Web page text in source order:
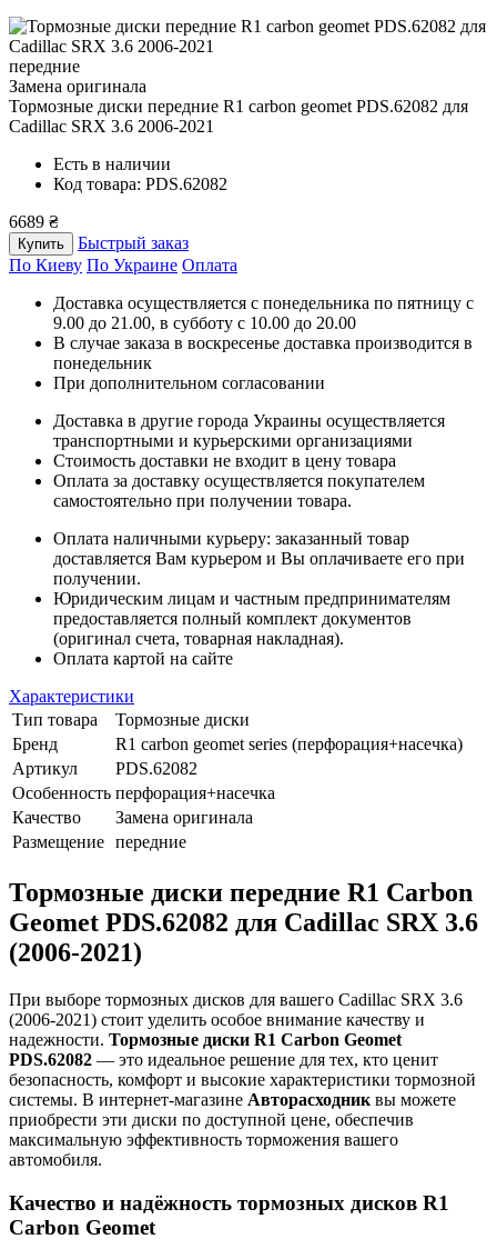
передние
Замена оригинала
Тормозные диски передние R1 carbon geomet PDS.62082 для
Cadillac SRX 3.6 2006-2021
Есть в наличии
Код товара: PDS.62082
6689 ₴
Купить
Быстрый заказ
По Киеву По Украине Оплата
Доставка осуществляется с понедельника по пятницу с
9.00 до 21.00, в субботу с 10.00 до 20.00
В случае заказа в воскресенье доставка производится в
понедельник
При дополнительном согласовании
Доставка в другие города Украины осуществляется
транспортными и курьерскими организациями
Стоимость доставки не входит в цену товара
Оплата за доставку осуществляется покупателем
самостоятельно при получении товара.
Оплата наличными курьеру: заказанный товар
доставляется Вам курьером и Вы оплачиваете его при
получении.
Юридическим лицам и частным предпринимателям
предоставляется полный комплект документов
(оригинал счета, товарная накладная).
Оплата картой на сайте
Характеристики
Тип товара
Тормозные диски
Бренд
R1 carbon geomet series (перфорация+насечка)
Артикул
PDS.62082
Особенность перфорация+насечка
Качество
Замена оригинала
Размещение передние
Тормозные диски передние R1 Carbon
Geomet PDS.62082 для Cadillac SRX 3.6
(2006-2021)
При выборе тормозных дисков для вашего Cadillac SRX 3.6
(2006-2021) стоит уделить особое внимание качеству и
надежности. Тормозные диски R1 Carbon Geomet
PDS.62082 — это идеальное решение для тех, кто ценит
безопасность, комфорт и высокие характеристики тормозной
системы. В интернет-магазине Авторасходник вы можете
приобрести эти диски по доступной цене, обеспечив
максимальную эффективность торможения вашего
автомобиля.
Качество и надёжность тормозных дисков R1
Carbon Geomet